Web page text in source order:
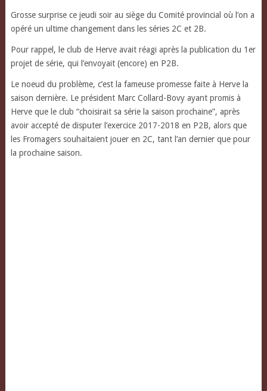
Grosse surprise ce jeudi soir au siège du Comité provincial où l’on a
opéré un ultime changement dans les séries 2C et 2B.
Pour rappel, le club de Herve avait réagi après la publication du 1er
projet de série, qui l’envoyait (encore) en P2B.
Le noeud du problème, c’est la fameuse promesse faite à Herve la
saison dernière. Le président Marc Collard-Bovy ayant promis à
Herve que le club “choisirait sa série la saison prochaine”, après
avoir accepté de disputer l’exercice 2017-2018 en P2B, alors que
les Fromagers souhaitaient jouer en 2C, tant l’an dernier que pour
la prochaine saison.